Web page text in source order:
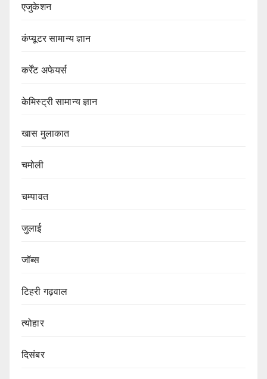
एजुकेशन
कंप्यूटर सामान्य ज्ञान
कर्रेंट अफेयर्स
केमिस्ट्री सामान्य ज्ञान
खास मुलाकात
चमोली
चम्पावत
जुलाई
जॉब्स
टिहरी गढ़वाल
त्योहार
दिसंबर